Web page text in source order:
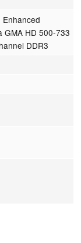
Enhanced
GMA HD 500-733
DDR3